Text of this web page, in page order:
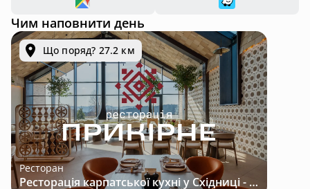
Чим наповнити день
Що поряд? 27.2 км
Ресторан
Ресторація карпатської кухні у Східниці - місце з характером і традиціями